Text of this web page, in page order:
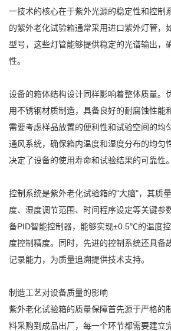
一技术的核心在于紫外光源的稳定性和控制
的紫外老化试验箱通常采用进口紫外灯管，
型号，这些灯管能够提供稳定的光谱输出，
性。
设备的箱体结构设计同样影响着整体质量。
用不锈钢材质制造，具备良好的耐腐蚀性能
需要考虑样品放置的便利性和试验空间的均
通风系统，确保箱内温度和湿度分布的均匀
决定了设备的使用寿命和试验结果的可靠性。
控制系统是紫外老化试验箱的"大脑"，其质
度、湿度调节范围、时间程序设定等关键参
备PID智能控制器，能够实现±0.5℃的温度
度控制精度。同时，先进的控制系统还具备
记录能力，为质量追溯提供技术支持。
制造工艺对设备质量的影响
紫外老化试验箱的质量保障首先源于严格的
料采购到成品出厂，每一个环节都需要建立